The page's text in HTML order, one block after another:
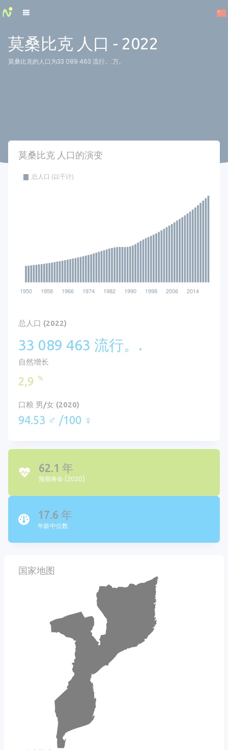
莫桑比克 人口 - 2022
莫桑比克的人口为33 089 463 流行。.万。
莫桑比克 人口的演变
总人口 (2022)
33 089 463 流行。.
自然增长
2,9 %
口粮 男/女 (2020)
94.53 ♂ /100 ♀
62.1 年
预期寿命 (2020)
17.6 年
年龄中位数
国家地图